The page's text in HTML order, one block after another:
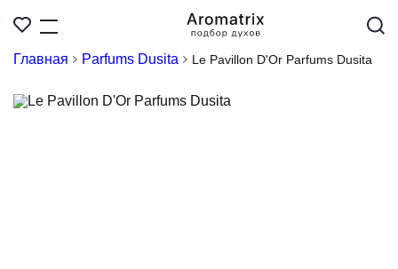
Главная Parfums Dusita Le Pavillon D'Or Parfums Dusita